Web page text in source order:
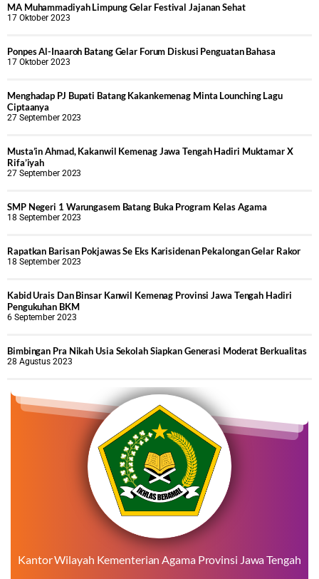
MA Muhammadiyah Limpung Gelar Festival Jajanan Sehat
17 Oktober 2023
Ponpes Al-Inaaroh Batang Gelar Forum Diskusi Penguatan Bahasa
17 Oktober 2023
Menghadap PJ Bupati Batang Kakankemenag Minta Lounching Lagu
Ciptaanya
27 September 2023
Musta’in Ahmad, Kakanwil Kemenag Jawa Tengah Hadiri Muktamar X
Rifa’iyah
27 September 2023
SMP Negeri 1 Warungasem Batang Buka Program Kelas Agama
18 September 2023
Rapatkan Barisan Pokjawas Se Eks Karisidenan Pekalongan Gelar Rakor
18 September 2023
Kabid Urais Dan Binsar Kanwil Kemenag Provinsi Jawa Tengah Hadiri
Pengukuhan BKM
6 September 2023
Bimbingan Pra Nikah Usia Sekolah Siapkan Generasi Moderat Berkualitas
28 Agustus 2023
Kantor Wilayah Kementerian Agama Provinsi Jawa Tengah